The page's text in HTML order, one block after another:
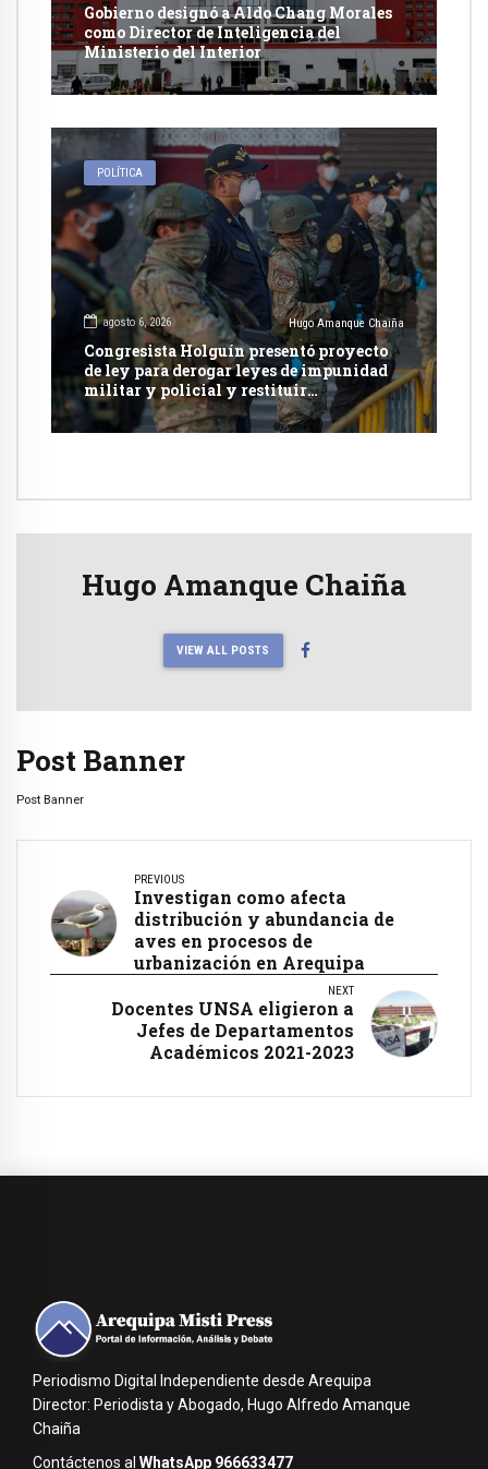
Gobierno designó a Aldo Chang Morales
como Director de Inteligencia del
Ministerio del Interior
POLÍTICA
agosto 6, 2026 Hugo Amanque Chaiña
Congresista Holguín presentó proyecto
de ley para derogar leyes de impunidad
militar y policial y restituir
competencia de justicia ordinaria
Hugo Amanque Chaiña
VIEW ALL POSTS
Post Banner
Post Banner
PREVIOUS
Investigan como afecta
distribución y abundancia de
aves en procesos de
urbanización en Arequipa
NEXT
Docentes UNSA eligieron a
Jefes de Departamentos
Académicos 2021-2023
Periodismo Digital Independiente desde Arequipa
Director: Periodista y Abogado, Hugo Alfredo Amanque
Chaiña
Contáctenos al WhatsApp 966633477